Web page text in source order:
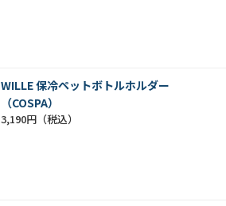
WILLE 保冷ペットボトルホルダー
（COSPA）
3,190円